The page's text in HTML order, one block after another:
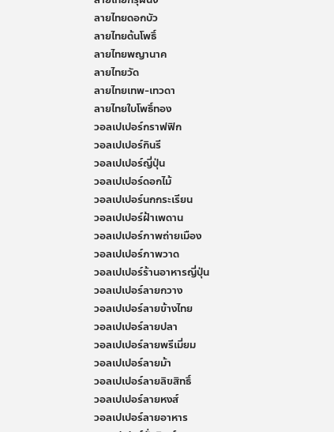
ลายไทยดอกบัว
ลายไทยต้นโพธิ์
ลายไทยพญานาค
ลายไทยวัด
ลายไทยเทพ-เทวดา
ลายไทยใบโพธิ์ทอง
วอลเปเปอร์กราฟฟิก
วอลเปเปอร์กินรี
วอลเปเปอร์ญี่ปุ่น
วอลเปเปอร์ดอกไม้
วอลเปเปอร์นกกระเรียน
วอลเปเปอร์ฝ้าเพดาน
วอลเปเปอร์ภาพถ่ายเมือง
วอลเปเปอร์ภาพวาด
วอลเปเปอร์ร้านอาหารญี่ปุ่น
วอลเปเปอร์ลายกวาง
วอลเปเปอร์ลายข้างไทย
วอลเปเปอร์ลายปลา
วอลเปเปอร์ลายพรีเมี่ยม
วอลเปเปอร์ลายม้า
วอลเปเปอร์ลายลิขสิทธิ์
วอลเปเปอร์ลายหงส์
วอลเปเปอร์ลายอาหาร